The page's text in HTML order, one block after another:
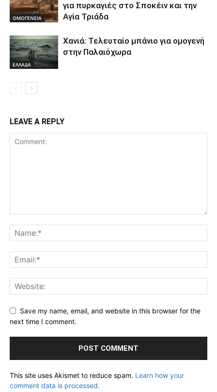
ΟΜΟΓΕΝΕΙΑ
για πυρκαγιές στο Σποκέιν και την
Αγία Τριάδα
ΕΛΛΑΔΑ
Χανιά: Τελευταίο μπάνιο για ομογενή
στην Παλαιόχωρα
LEAVE A REPLY
Save my name, email, and website in this browser for the
next time I comment.
This site uses Akismet to reduce spam. Learn how your
comment data is processed.